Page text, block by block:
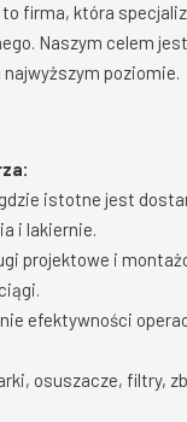
firma, która
Naszym celem
poziomie.
istotne jest
i lakiernie.
projektowe i
efektywności
osuszacze, filtry,